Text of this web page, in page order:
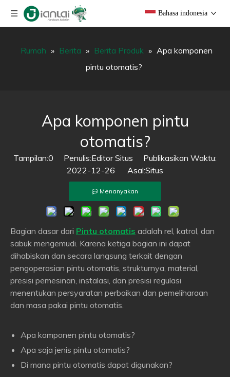
Bahasa indonesia
Rumah » Berita » Berita Produk » Apa komponen
pintu otomatis?
Apa komponen pintu
otomatis?
Tampilan:0 Penulis:Editor Situs Publikasikan Waktu:
2022-12-26 Asal:Situs
Menanyakan
Bagian dasar dari Pintu otomatis adalah rel, katrol, dan
sabuk mengemudi. Karena ketiga bagian ini dapat
dihabiskan dan secara langsung terkait dengan
pengoperasian pintu otomatis, strukturnya, material,
presisi pemesinan, instalasi, dan presisi regulasi
menentukan persyaratan perbaikan dan pemeliharaan
dan masa pakai pintu otomatis.
Apa komponen pintu otomatis?
Apa saja jenis pintu otomatis?
Di mana pintu otomatis dapat digunakan?